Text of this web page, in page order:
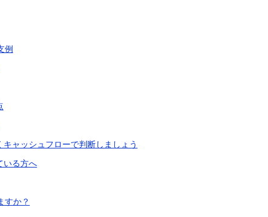
例
ャッシュフローで判断しましょう
いる方へ
すか？